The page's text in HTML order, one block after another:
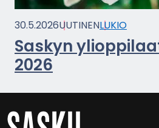
30.5.2026UU­TI­NENLUKIO
Sas­kyn
2026